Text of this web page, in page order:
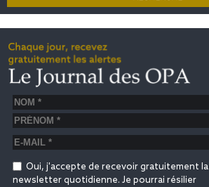
Oui, j'accepte de recevoir gratuitement la
newsletter quotidienne. Je pourrai résilier